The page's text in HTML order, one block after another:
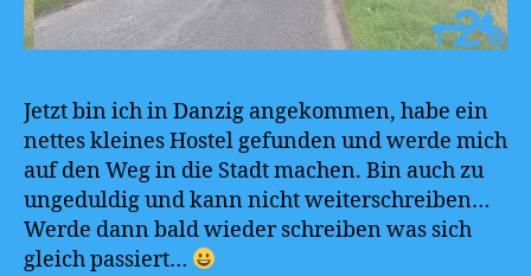
Jetzt bin ich in Danzig angekommen, habe ein
nettes kleines Hostel gefunden und werde mich
auf den Weg in die Stadt machen. Bin auch zu
ungeduldig und kann nicht weiterschreiben…
Werde dann bald wieder schreiben was sich
gleich passiert…